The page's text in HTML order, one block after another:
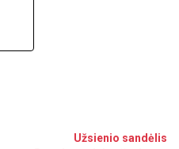
Užsienio sandėlis